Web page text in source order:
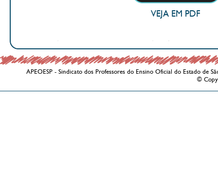
VEJA EM PDF
APEOESP - Sindicato dos Professores do Ensino Oficial do Estado de
©